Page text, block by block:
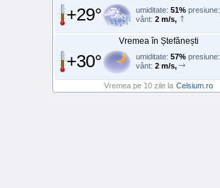
+29° umiditate: 51% presiune:
vânt: 2 m/s,
Vremea în Ștefănești
+30° umiditate: 57% presiune:
vânt: 2 m/s,
Vremea pe 10 zile la Celsium.ro